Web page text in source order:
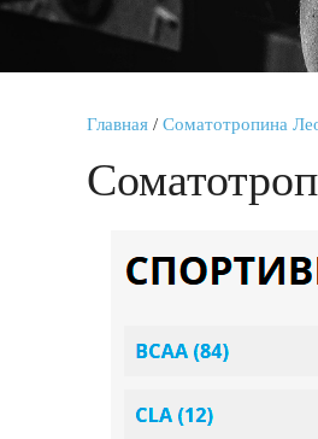
Главная / Соматотропина